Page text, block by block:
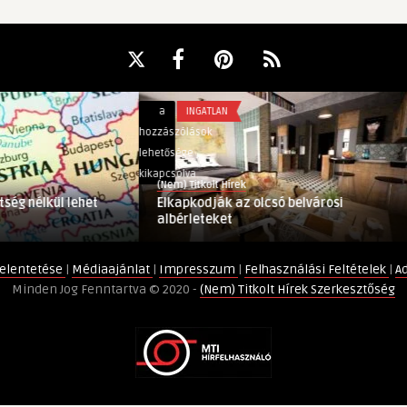
nélkül lehet
Elkapkodják
az
olcsó
belvárosi
albérleteket
bejegyzéshez
a
hozzászólások
lehetősége
kikapcsolva
INGATLAN
(Nem) Titkolt Hírek
Elkapkodják az olcsó belvárosi
albérleteket
| Médiaajánlat | Impresszum | Felhasználási Feltételek |
Minden Jog Fenntartva © 2020 - (Nem) Titkolt Hírek Szerkesztőség